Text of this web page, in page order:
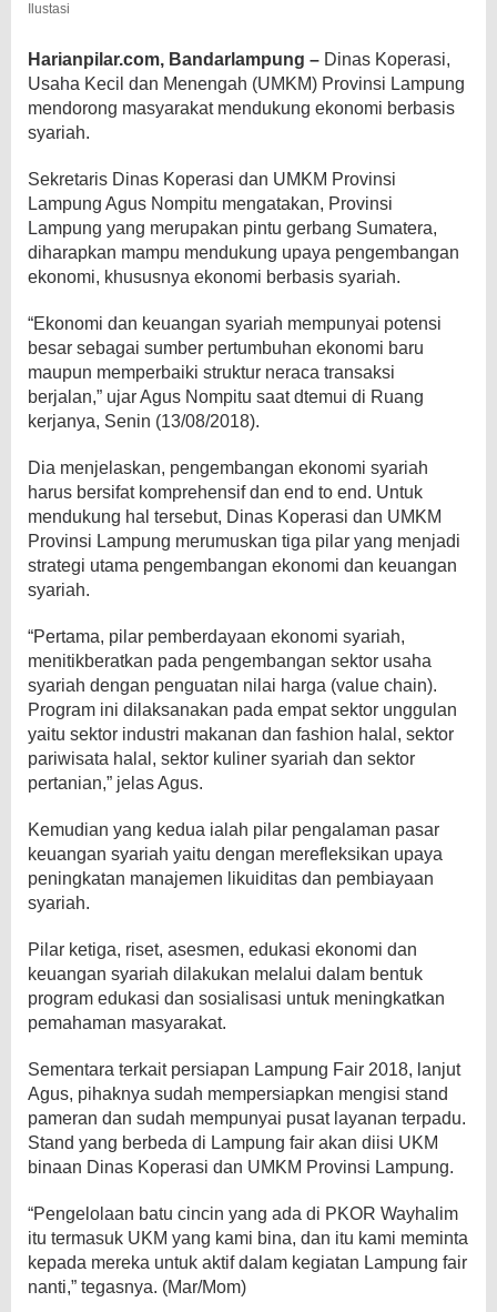
Ilustasi
Harianpilar.com, Bandarlampung – Dinas Koperasi,
Usaha Kecil dan Menengah (UMKM) Provinsi Lampung
mendorong masyarakat mendukung ekonomi berbasis
syariah.
Sekretaris Dinas Koperasi dan UMKM Provinsi
Lampung Agus Nompitu mengatakan, Provinsi
Lampung yang merupakan pintu gerbang Sumatera,
diharapkan mampu mendukung upaya pengembangan
ekonomi, khususnya ekonomi berbasis syariah.
“Ekonomi dan keuangan syariah mempunyai potensi
besar sebagai sumber pertumbuhan ekonomi baru
maupun memperbaiki struktur neraca transaksi
berjalan,” ujar Agus Nompitu saat dtemui di Ruang
kerjanya, Senin (13/08/2018).
Dia menjelaskan, pengembangan ekonomi syariah
harus bersifat komprehensif dan end to end. Untuk
mendukung hal tersebut, Dinas Koperasi dan UMKM
Provinsi Lampung merumuskan tiga pilar yang menjadi
strategi utama pengembangan ekonomi dan keuangan
syariah.
“Pertama, pilar pemberdayaan ekonomi syariah,
menitikberatkan pada pengembangan sektor usaha
syariah dengan penguatan nilai harga (value chain).
Program ini dilaksanakan pada empat sektor unggulan
yaitu sektor industri makanan dan fashion halal, sektor
pariwisata halal, sektor kuliner syariah dan sektor
pertanian,” jelas Agus.
Kemudian yang kedua ialah pilar pengalaman pasar
keuangan syariah yaitu dengan merefleksikan upaya
peningkatan manajemen likuiditas dan pembiayaan
syariah.
Pilar ketiga, riset, asesmen, edukasi ekonomi dan
keuangan syariah dilakukan melalui dalam bentuk
program edukasi dan sosialisasi untuk meningkatkan
pemahaman masyarakat.
Sementara terkait persiapan Lampung Fair 2018, lanjut
Agus, pihaknya sudah mempersiapkan mengisi stand
pameran dan sudah mempunyai pusat layanan terpadu.
Stand yang berbeda di Lampung fair akan diisi UKM
binaan Dinas Koperasi dan UMKM Provinsi Lampung.
“Pengelolaan batu cincin yang ada di PKOR Wayhalim
itu termasuk UKM yang kami bina, dan itu kami meminta
kepada mereka untuk aktif dalam kegiatan Lampung fair
nanti,” tegasnya. (Mar/Mom)